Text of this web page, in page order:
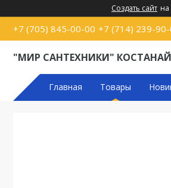
Создать сайт на
+7 (705) 845-00-00 +7 (714) 239-
"МИР САНТЕХНИКИ" КОСТАНАЙ
Главная Товары